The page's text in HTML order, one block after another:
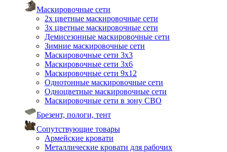
Маскировочные сети
2х цветные маскировочные сети
3х цветные маскировочные сети
Демисезонные маскировочные сети
Зимние маскировочные сети
Маскировочные сети 3х3
Маскировочные сети 3х6
Маскировочные сети 9х12
Однотонные маскировочные сети
Одноцветные маскировочные сети
Маскировочные сети в зону СВО
Брезент, пологи, тент
Сопутствующие товары
Армейские кровати
Металлические кровати для рабочих